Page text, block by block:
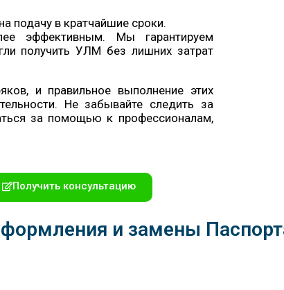
подачу в кратчайшие сроки.
эффективным. Мы гарантируем
получить УЛМ без лишних затрат
и правильное выполнение этих
Не забывайте следить за
за помощью к профессионалам,
Получить консультацию
и замены